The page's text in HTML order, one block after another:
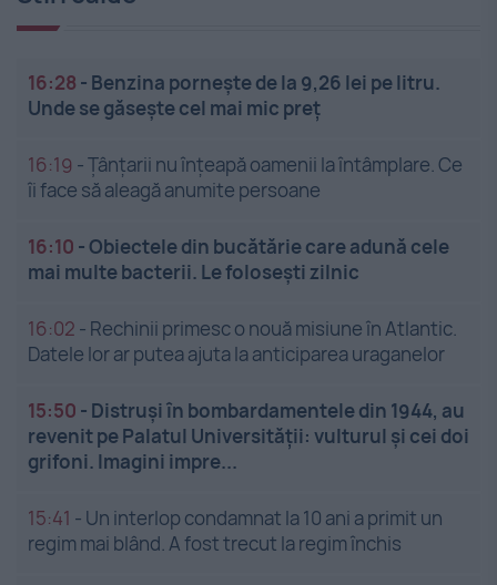
16:28 - Benzina pornește de la 9,26 lei pe litru.
Unde se găsește cel mai mic preț
16:19 -Țânțarii nu înțeapă oamenii la întâmplare. Ce
îi face să aleagă anumite persoane
16:10 -Obiectele din bucătărie care adună cele
mai multe bacterii. Le folosești zilnic
16:02 - Rechinii primesc o nouă misiune în Atlantic.
Datele lor ar putea ajuta la anticiparea uraganelor
15:50 - Distruși în bombardamentele din 1944, au
revenit pe Palatul Universității: vulturul și cei doi
grifoni. Imagini impre...
15:41 - Un interlop condamnat la 10 ani a primit un
regim mai blând. A fost trecut la regim închis